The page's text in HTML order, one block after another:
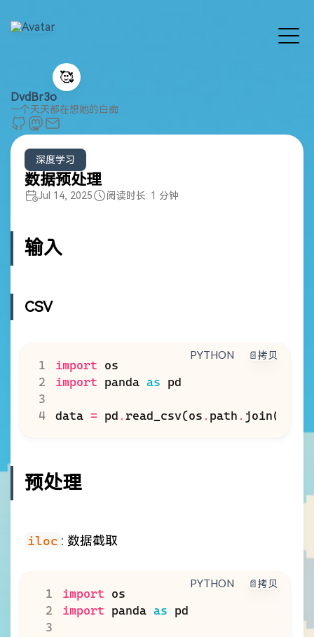
🥰
DvdBr3o
一个天天都在想她的白痴
深度学习
数据预处理
Jul 14, 2025 阅读时长: 1 分钟
输入
CSV
4
import os
import panda as pd
data = pd . read_csv(os . path . join(
📄拷贝
PYTHON
预处理
iloc : 数据截取
import os
import panda as pd
📄拷贝
PYTHON